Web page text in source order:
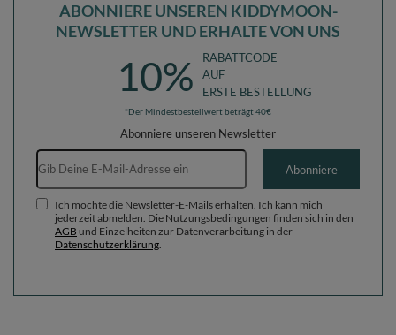
ABONNIERE UNSEREN KIDDYMOON-
NEWSLETTER UND ERHALTE VON UNS
10%
RABATTCODE
AUF
ERSTE BESTELLUNG
*Der Mindestbestellwert beträgt 40€
Abonniere unseren Newsletter
E-Mail-Adresse
Abonniere
Ich möchte die Newsletter-E-Mails erhalten. Ich kann mich
jederzeit abmelden. Die Nutzungsbedingungen finden sich in den
AGB und Einzelheiten zur Datenverarbeitung in der
Datenschutzerklärung